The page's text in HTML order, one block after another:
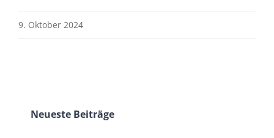
9. Oktober 2024
Neueste Beiträge